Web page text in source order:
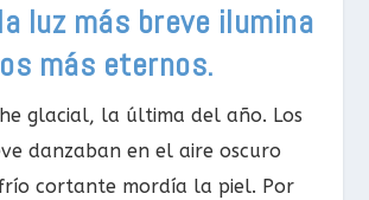
luz más breve ilumina
más eternos.
glacial, la última del año. Los
danzaban en el aire oscuro
cortante mordía la piel. Por